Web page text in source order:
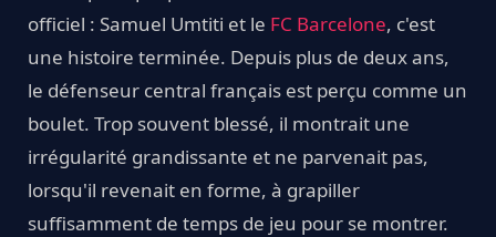
officiel : Samuel Umtiti et le FC Barcelone, c'est
une histoire terminée. Depuis plus de deux ans,
le défenseur central français est perçu comme un
boulet. Trop souvent blessé, il montrait une
irrégularité grandissante et ne parvenait pas,
lorsqu'il revenait en forme, à grapiller
suffisamment de temps de jeu pour se montrer.